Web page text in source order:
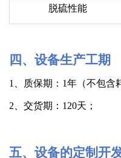
脱硫性能
四 、 设备生产工期
1、质保期：1年（不包含
2、交货期：120天；
五、设备的定制开